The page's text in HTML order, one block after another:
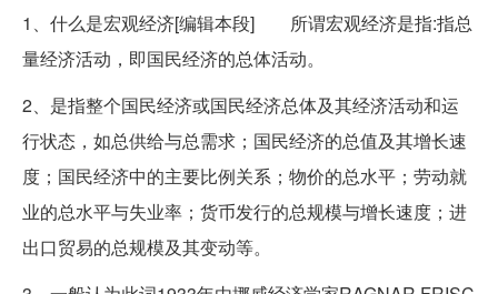
1、什么是宏观经济[编辑本段] 所谓宏观经济是指:指总
量经济活动，即国民经济的总体活动。
2、是指整个国民经济或国民经济总体及其经济活动和运
行状态，如总供给与总需求；国民经济的总值及其增长速
度；国民经济中的主要比例关系；物价的总水平；劳动就
业的总水平与失业率；货币发行的总规模与增长速度；进
出口贸易的总规模及其变动等。